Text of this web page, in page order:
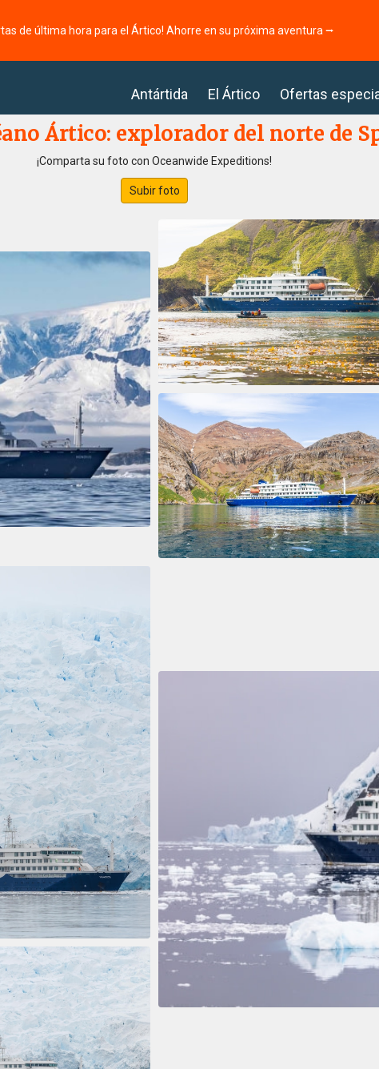
de última hora para el Ártico! Ahorre en su próxima aventura ⭢
Antártida El Ártico Ofertas
Ártico: explorador del norte de
¡Comparta su foto con Oceanwide Expeditions!
Subir foto